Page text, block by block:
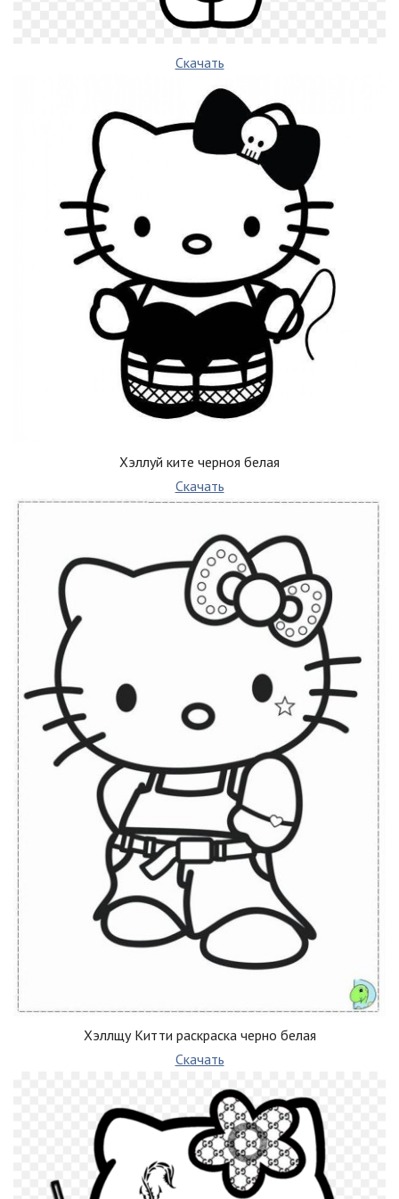
Скачать
Хэллуй ките черноя белая
Скачать
Хэллщу Китти раскраска черно белая
Скачать